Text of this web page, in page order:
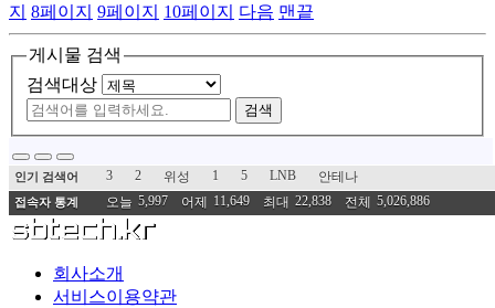
지 8페이지 9페이지 10페이지 다음 맨끝
게시물 검색
검색대상
검색
인기 검색어 3 2 위성 1 5 LNB 안테나
접속자 통계 오늘 5,997 어제 11,649 최대 22,838 전체 5,026,886
회사소개
서비스이용약관